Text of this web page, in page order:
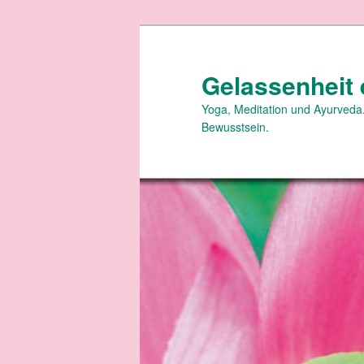
Gelassenheit
Yoga, Meditation und
Bewusstsein.